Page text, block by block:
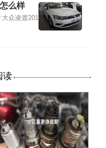
么样
大众凌渡201
读